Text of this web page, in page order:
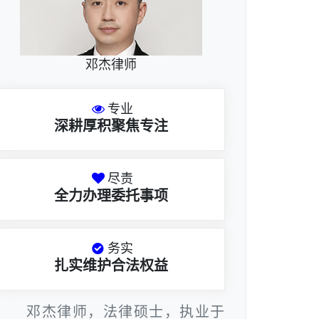
邓杰律师
专业
深耕厚积聚焦专注
尽责
全力办理委托事项
务实
扎实维护合法权益
邓杰律师，法律硕士，执业于